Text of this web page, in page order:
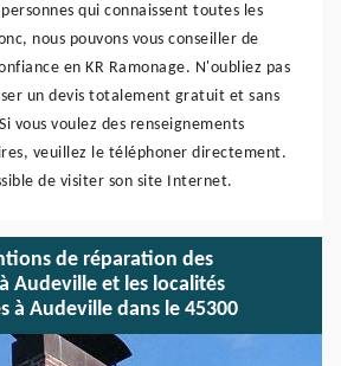
qui connaissent toutes les
nous pouvons vous conseiller de
en KR Ramonage. N'oubliez pas
un devis totalement gratuit et sans
vous voulez des renseignements
veuillez le téléphoner directement.
de visiter son site Internet.
de réparation des
Audeville et les localités
à Audeville dans le 45300